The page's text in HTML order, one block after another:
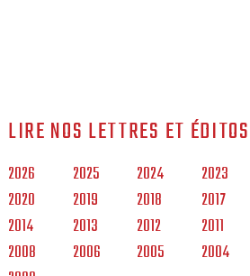
LIRE NOS LETTRES ET ÉDITOS
2026 2025 2024 2023
2020
2019 2018 2017
2014
2013 2012 2011
2008
2006 2005 2004